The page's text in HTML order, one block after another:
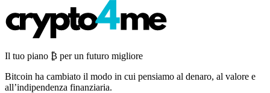
Il tuo piano ₿ per un futuro migliore
Bitcoin ha cambiato il modo in cui pensiamo al denaro, al valore e
all’indipendenza finanziaria.